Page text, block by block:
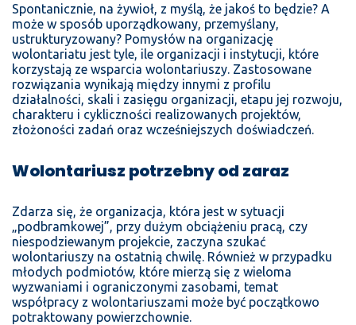
Spontanicznie, na żywioł, z myślą, że jakoś to będzie? A
może w sposób uporządkowany, przemyślany,
ustrukturyzowany? Pomysłów na organizację
wolontariatu jest tyle, ile organizacji i instytucji, które
korzystają ze wsparcia wolontariuszy. Zastosowane
rozwiązania wynikają między innymi z profilu
działalności, skali i zasięgu organizacji, etapu jej rozwoju,
charakteru i cykliczności realizowanych projektów,
złożoności zadań oraz wcześniejszych doświadczeń.
Wolontariusz potrzebny od zaraz
Zdarza się, że organizacja, która jest w sytuacji
„podbramkowej”, przy dużym obciążeniu pracą, czy
niespodziewanym projekcie, zaczyna szukać
wolontariuszy na ostatnią chwilę. Również w przypadku
młodych podmiotów, które mierzą się z wieloma
wyzwaniami i ograniczonymi zasobami, temat
współpracy z wolontariuszami może być początkowo
potraktowany powierzchownie.